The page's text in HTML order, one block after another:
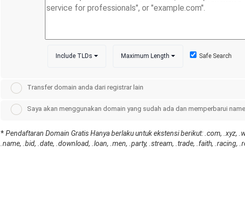
Include TLDs Maximum Length Safe Search
Transfer domain anda dari registrar lain
Saya akan menggunakan domain yang sudah ada dan memperbarui
*Pendaftaran Domain Gratis Hanya berlaku untuk ekstensi berikut: .com, .xyz,
.name, .bid, .date, .download, .loan, .men, .party, .stream, .trade, .faith, .racing,